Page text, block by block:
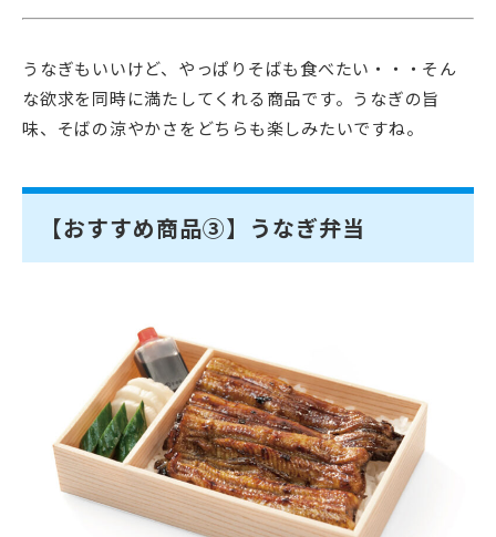
うなぎもいいけど、やっぱりそばも食べたい・・・そん
な欲求を同時に満たしてくれる商品です。うなぎの旨
味、そばの涼やかさをどちらも楽しみたいですね。
【おすすめ商品③】うなぎ弁当